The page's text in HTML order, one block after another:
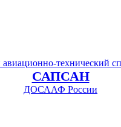
авиационно-технический
САПСАН
ДОСААФ России